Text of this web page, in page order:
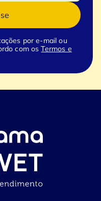
por e-mail ou
com osTermos e